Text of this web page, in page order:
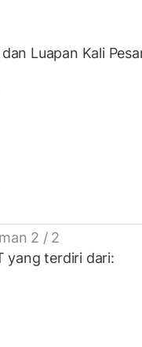
Luapan Kali
2 / 2
yang terdiri dari: